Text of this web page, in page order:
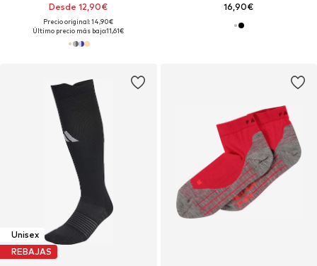
Desde 12,90€
Precio original: 14,90€
Último precio más bajo:11,61€
16,90€
Unisex
REBAJAS